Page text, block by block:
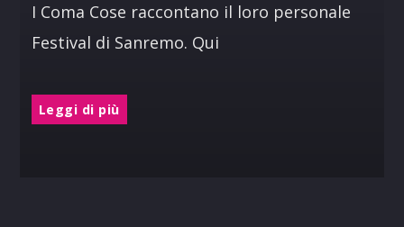
I Coma Cose raccontano il loro personale
Festival di Sanremo. Qui
Leggi di più